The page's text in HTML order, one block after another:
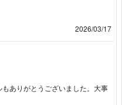
2026/03/17
ありがとうございました。大事